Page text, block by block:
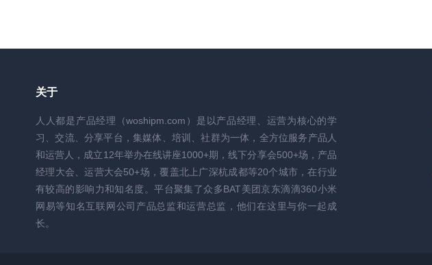
关于
人人都是产品经理（woshipm.com）是以产品经理、运营为核心的学
习、交流、分享平台，集媒体、培训、社群为一体，全方位服务产品人
和运营人，成立12年举办在线讲座1000+期，线下分享会500+场，产品
经理大会、运营大会50+场，覆盖北上广深杭成都等20个城市，在行业
有较高的影响力和知名度。平台聚集了众多BAT美团京东滴滴360小米
网易等知名互联网公司产品总监和运营总监，他们在这里与你一起成
长。